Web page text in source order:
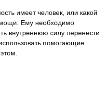
имеет человек, или какой
Ему необходимо
внутреннюю силу перенести
помогающие